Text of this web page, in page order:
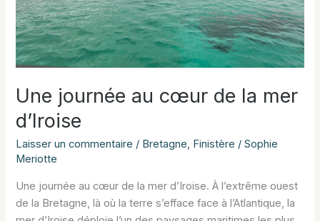
Une journée au cœur de la mer
d’Iroise
Laisser un commentaire / Bretagne, Finistère /Sophie
Meriotte
Une journée au cœur de la mer d’Iroise. À l’extrême ouest
de la Bretagne, là où la terre s’efface face à l’Atlantique, la